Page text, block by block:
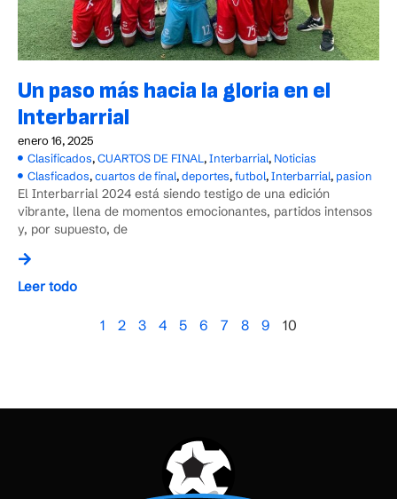
Un paso más hacia la gloria en el
Interbarrial
enero 16, 2025
Clasificados,CUARTOS DE FINAL ,Interbarrial, Noticias
Clasficados,cuartos de final,deportes,futbol,Interbarrial, pasion
El Interbarrial 2024 está siendo testigo de una edición
vibrante, llena de momentos emocionantes, partidos intensos
y, por supuesto, de
Leer todo
1 2 3 4 5 6 7 8 9 10